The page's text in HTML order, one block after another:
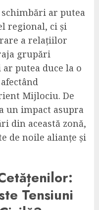
ar putea
regional, ci și
a relațiilor
grupări
putea duce la o
Mijlociu. De
un impact asupra
din această zonă,
de noile alianțe și
Tensiuni